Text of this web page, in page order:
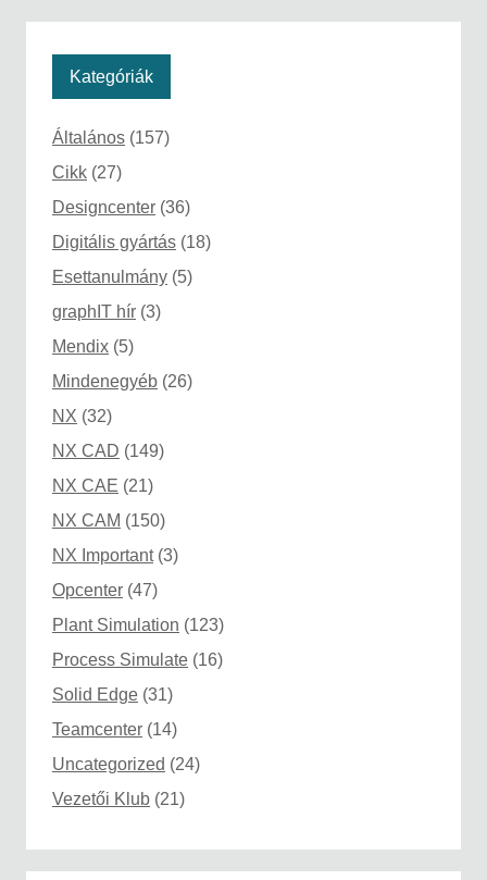
Kategóriák
Általános (157)
Cikk (27)
Designcenter (36)
Digitális gyártás (18)
Esettanulmány (5)
graphIT hír (3)
Mendix (5)
Mindenegyéb (26)
NX (32)
NX CAD (149)
NX CAE (21)
NX CAM (150)
NX Important(3)
Opcenter (47)
Plant Simulation (123)
Process Simulate (16)
Solid Edge (31)
Teamcenter (14)
Uncategorized (24)
Vezetői Klub (21)